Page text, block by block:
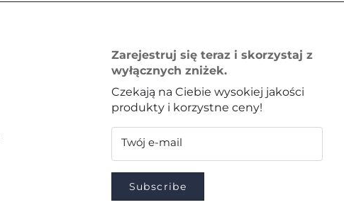
Zarejestruj się teraz i skorzystaj z
wyłącznych zniżek.
Czekają na Ciebie wysokiej jakości
produkty i korzystne ceny!
Twój e-mail
Subscribe